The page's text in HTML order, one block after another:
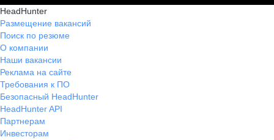
HeadHunter
Размещение вакансий
Поиск по резюме
О компании
Наши вакансии
Реклама на сайте
Требования к ПО
Безопасный HeadHunter
HeadHunter API
Партнерам
Инвесторам